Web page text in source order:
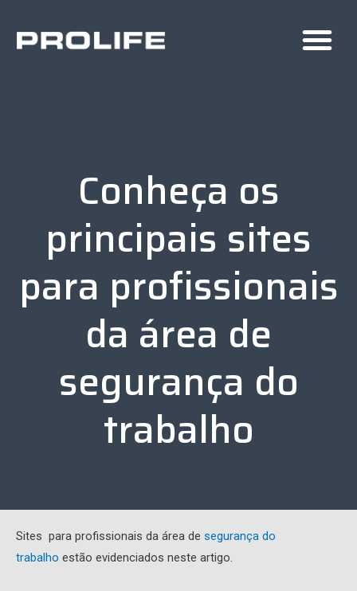
Conheça os
principais sites
para profissionais
da área de
segurança do
trabalho
Sites para profissionais da área de segurança do
trabalho estão evidenciados neste artigo.